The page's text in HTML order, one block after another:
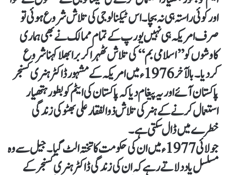
اور کوئی راستہ ہی نہ بچا۔ اس ٹیکنالوجی کی تلاش شروع ہوئی تو
صرف امریکہ ہی نہیں یورپ کے تمام ممالک نے بھی ہماری
کاوشوں کو ’’اسلامی بم‘‘ کی تلاش ٹھہراکر برا بھلا کہنا شروع
کردیا۔ بالآخر 1976ء میں امریکہ کے مشہور ڈاکٹر ہنری کسنجر
پاکستان آئے اور یہ پیغام دیا کہ پاکستان کی ایٹم کو بطور ہتھیار
استعمال کرنے کے ہنر کی تلاش ذوالفقار علی بھٹو کی زندگی
خطرے میں ڈال سکتی ہے۔
جولائی 1977ء میں ان کی حکومت کا تختہ الٹ گیا۔ جیل سے وہ
مسلسل یاد دلاتے رہے کہ ان کی زندگی ڈاکٹر ہنری کسنجر کے